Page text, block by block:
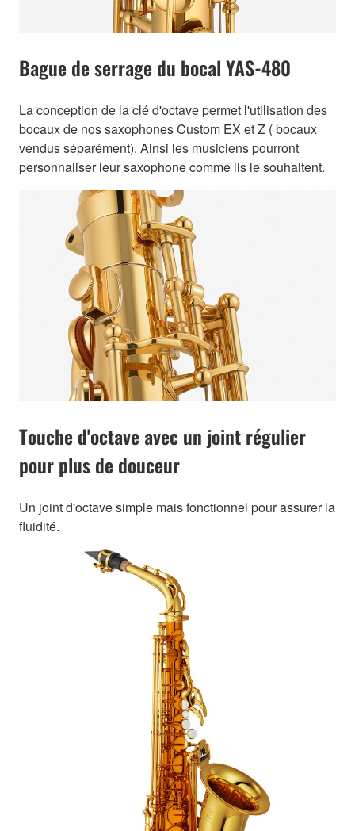
Bague de serrage du bocal YAS-480
La conception de la clé d'octave permet l'utilisation des
bocaux de nos saxophones Custom EX et Z ( bocaux
vendus séparément). Ainsi les musiciens pourront
personnaliser leur saxophone comme ils le souhaitent.
Touche d'octave avec un joint régulier
pour plus de douceur
Un joint d'octave simple mais fonctionnel pour assurer la
fluidité.